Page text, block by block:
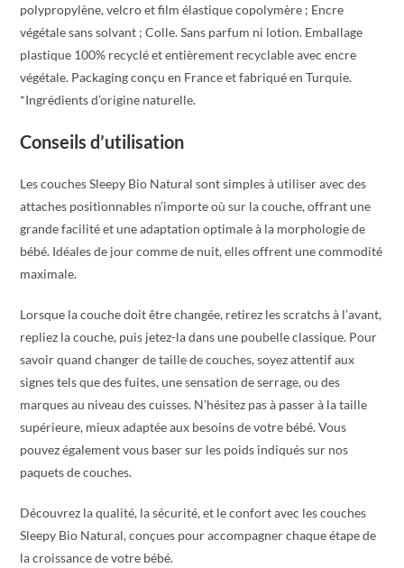
polypropylène, velcro et film élastique copolymère ; Encre
végétale sans solvant ; Colle. Sans parfum ni lotion. Emballage
plastique 100% recyclé et entièrement recyclable avec encre
végétale. Packaging conçu en France et fabriqué en Turquie.
*Ingrédients d’origine naturelle.
Conseils d’utilisation
Les couches Sleepy Bio Natural sont simples à utiliser avec des
attaches positionnables n’importe où sur la couche, offrant une
grande facilité et une adaptation optimale à la morphologie de
bébé. Idéales de jour comme de nuit, elles offrent une commodité
maximale.
Lorsque la couche doit être changée, retirez les scratchs à l’avant,
repliez la couche, puis jetez-la dans une poubelle classique. Pour
savoir quand changer de taille de couches, soyez attentif aux
signes tels que des fuites, une sensation de serrage, ou des
marques au niveau des cuisses. N’hésitez pas à passer à la taille
supérieure, mieux adaptée aux besoins de votre bébé. Vous
pouvez également vous baser sur les poids indiqués sur nos
paquets de couches.
Découvrez la qualité, la sécurité, et le confort avec les couches
Sleepy Bio Natural, conçues pour accompagner chaque étape de
la croissance de votre bébé.